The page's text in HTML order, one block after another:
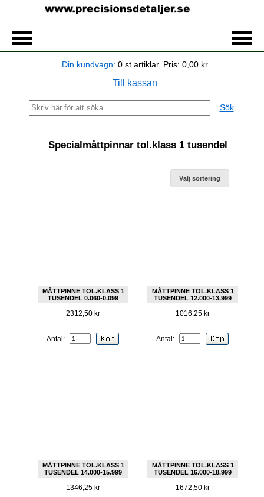
Din kundvagn: 0 st artiklar. Pris: 0,00 kr
Till kassan
Sök
Specialmåttpinnar tol.klass 1 tusendel
Välj sortering
MÅTTPINNE TOL.KLASS 1
TUSENDEL 0.060-0.099
2312,50 kr
Antal:
MÅTTPINNE TOL.KLASS 1
TUSENDEL 12.000-13.999
1016,25 kr
Antal:
MÅTTPINNE TOL.KLASS 1
TUSENDEL 14.000-15.999
1346,25 kr
MÅTTPINNE TOL.KLASS 1
TUSENDEL 16.000-18.999
1672,50 kr